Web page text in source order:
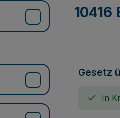
10416
Gesetz
In